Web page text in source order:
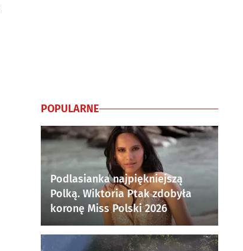
POPULARNE
Podlasianka najpiękniejszą
Polką. Wiktoria Ptak zdobyła
koronę Miss Polski 2026